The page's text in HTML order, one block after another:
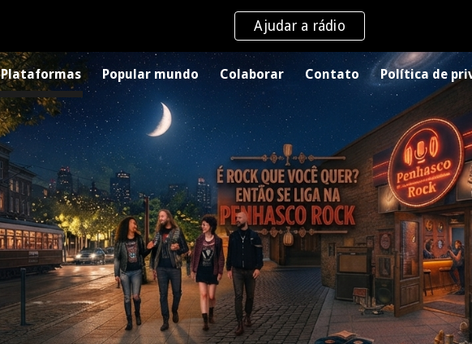
Ajudar a rádio
Plataformas Popular mundo Colaborar Contato Política de